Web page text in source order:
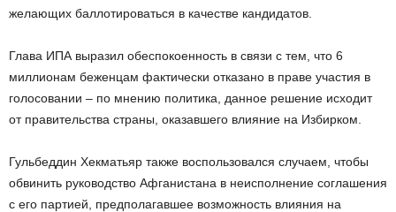
желающих баллотироваться в качестве кандидатов.
Глава ИПА выразил обеспокоенность в связи с тем, что 6
миллионам беженцам фактически отказано в праве участия в
голосовании – по мнению политика, данное решение исходит
от правительства страны, оказавшего влияние на Избирком.
Гульбеддин Хекматьяр также воспользовался случаем, чтобы
обвинить руководство Афганистана в неисполнение соглашения
с его партией, предполагавшее возможность влияния на